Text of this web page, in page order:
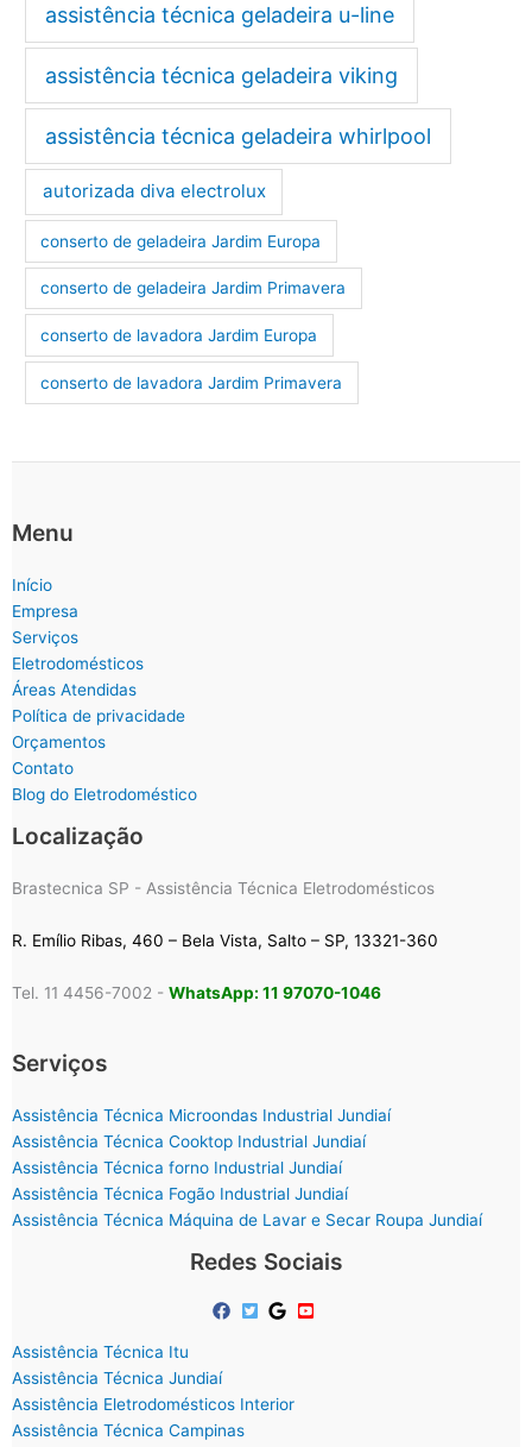
assistência técnica geladeira u-line
assistência técnica geladeira viking
assistência técnica geladeira whirlpool
autorizada diva electrolux
conserto de geladeira Jardim Europa
conserto de geladeira Jardim Primavera
conserto de lavadora Jardim Europa
conserto de lavadora Jardim Primavera
Menu
Início
Empresa
Serviços
Eletrodomésticos
Áreas Atendidas
Política de privacidade
Orçamentos
Contato
Blog do Eletrodoméstico
Localização
Brastecnica SP - Assistência Técnica Eletrodomésticos
R. Emílio Ribas, 460 – Bela Vista, Salto – SP, 13321-360
Tel. 11 4456-7002 - WhatsApp: 11 97070-1046
Serviços
Assistência Técnica Microondas Industrial Jundiaí
Assistência Técnica Cooktop Industrial Jundiaí
Assistência Técnica forno Industrial Jundiaí
Assistência Técnica Fogão Industrial Jundiaí
Assistência Técnica Máquina de Lavar e Secar Roupa Jundiaí
Redes Sociais
Assistência Técnica Itu
Assistência Técnica Jundiaí
Assistência Eletrodomésticos Interior
Assistência Técnica Campinas